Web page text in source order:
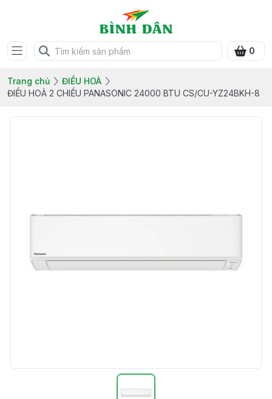
0
Trang chủ
ĐIỀU HOÀ
ĐIỀU HOÀ 2 CHIỀU PANASONIC 24000 BTU CS/CU-YZ24BKH-8